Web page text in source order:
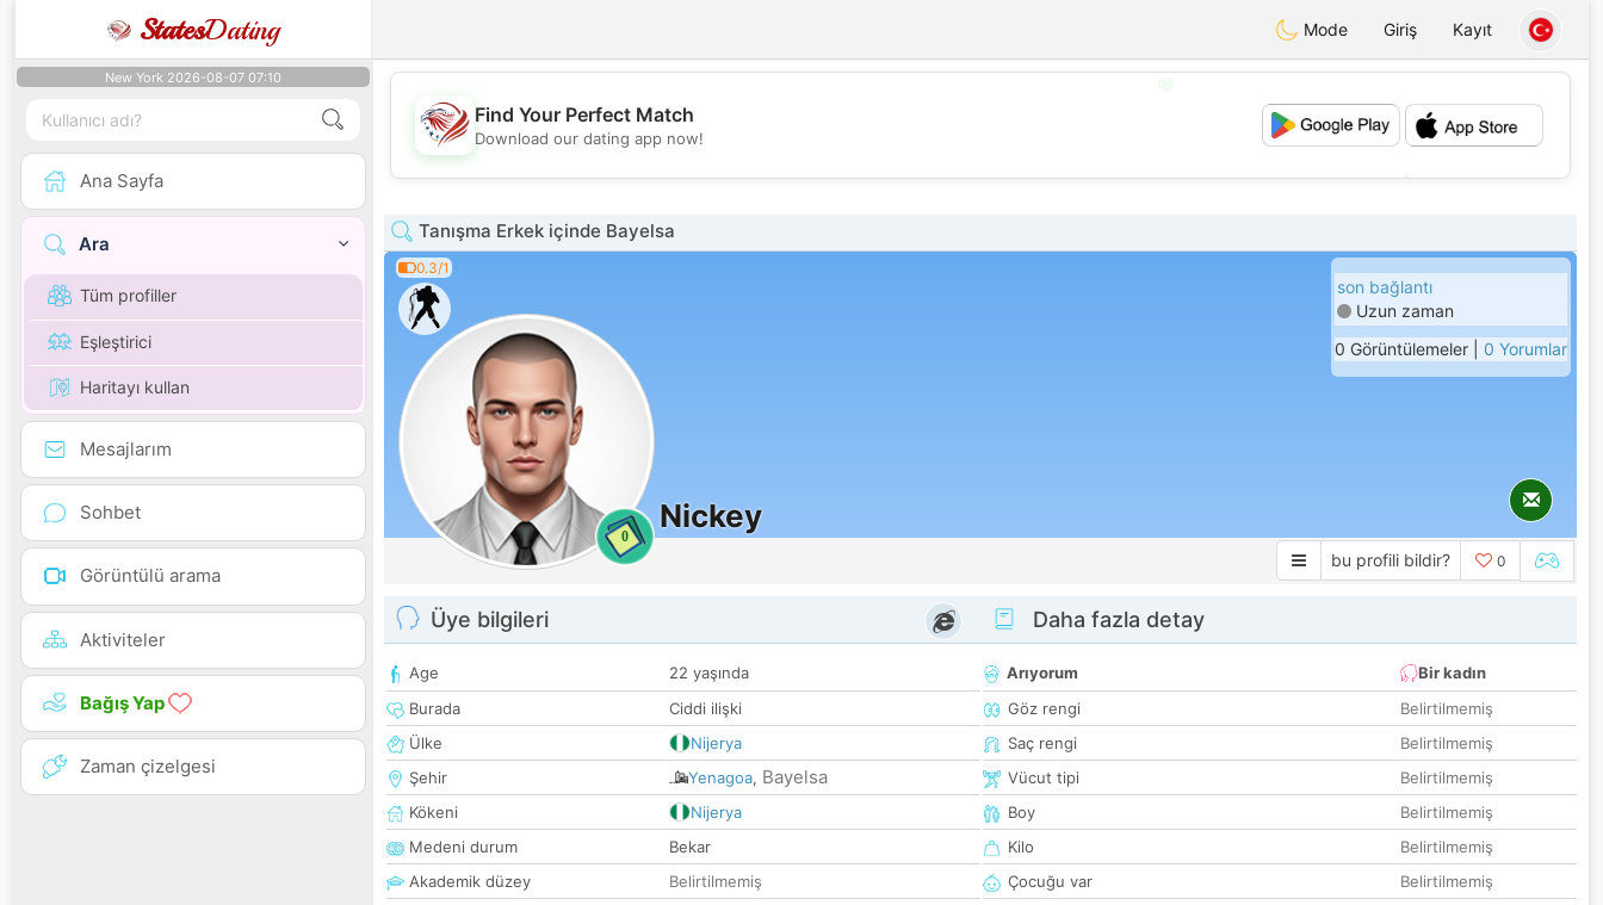
StatesDating Mode Giriş Kayıt
New York 2026-08-07 07:10
Ana Sayfa
Ara
Tüm profiller
Eşleştirici
Haritayı kullan
Mesajlarım
Sohbet
Görüntülü arama
Aktiviteler
Bağış Yap
Zaman çizelgesi
💖
💕
Find Your Perfect Match
Download our dating app now!
Tanışma Erkek içinde Bayelsa
0.3/1
0
Nickey
son bağlantı
Uzun zaman
0 Görüntülemeler | 0 Yorumlar
bu profili bildir? 0
Üye bilgileri
Age
22 yaşında
Burada
Ciddi ilişki
Ülke
Nijerya
Şehir
Yenagoa, Bayelsa
Kökeni
Nijerya
Medeni durum
Bekar
Akademik düzey
Belirtilmemiş
Daha fazla detay
Arıyorum
Bir kadın
Göz rengi
Belirtilmemiş
Saç rengi
Belirtilmemiş
Vücut tipi
Belirtilmemiş
Boy
Belirtilmemiş
Kilo
Belirtilmemiş
Çocuğu var
Belirtilmemiş